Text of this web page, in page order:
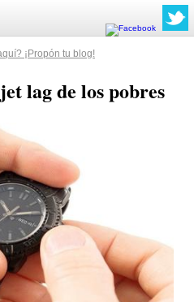
¡Propón tu blog!
lag de los pobres